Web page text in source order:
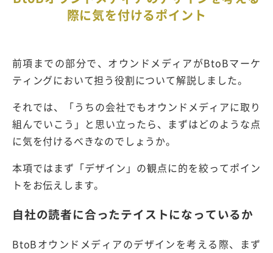
際に気を付けるポイント
前項までの部分で、オウンドメディアがBtoBマーケ
ティングにおいて担う役割について解説しました。
それでは、「うちの会社でもオウンドメディアに取り
組んでいこう」と思い立ったら、まずはどのような点
に気を付けるべきなのでしょうか。
本項ではまず「デザイン」の観点に的を絞ってポイン
トをお伝えします。
自社の読者に合ったテイストになっているか
BtoBオウンドメディアのデザインを考える際、まず